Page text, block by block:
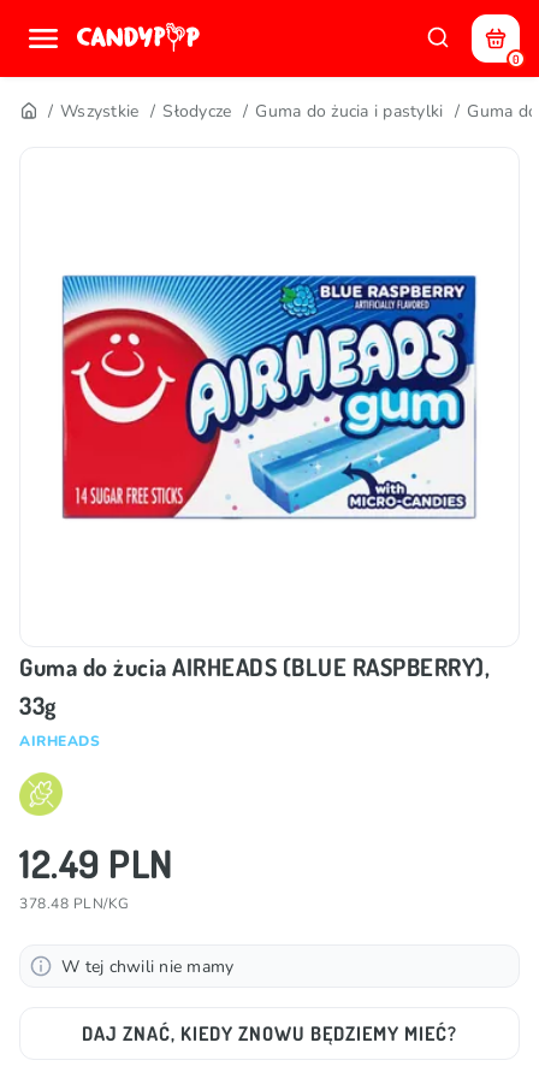
0
Wszystkie Słodycze Guma do żucia i pastylki Guma
Guma do żucia AIRHEADS (BLUE RASPBERRY),
33g
AIRHEADS
12.49 PLN
378.48 PLN/KG
W tej chwili nie mamy
DAJ ZNAĆ, KIEDY ZNOWU BĘDZIEMY MIEĆ?